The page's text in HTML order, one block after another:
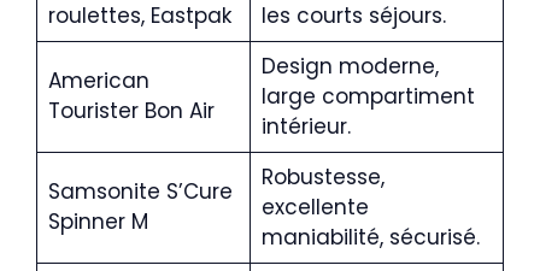
roulettes, Eastpak
les courts séjours.
American
Tourister Bon Air
Design moderne,
large compartiment
intérieur.
Samsonite S’Cure
Spinner M
Robustesse,
excellente
maniabilité, sécurisé.